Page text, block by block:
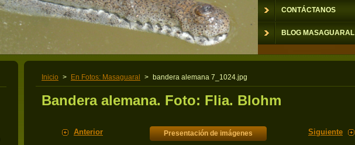
Inicio > En Fotos: Masaguaral > bandera alemana 7_1024.jpg
Bandera alemana. Foto: Flia. Blohm
Anterior Presentación de imágenes Siguiente
CONTÁCTANOS
BLOG MASAGUARAL